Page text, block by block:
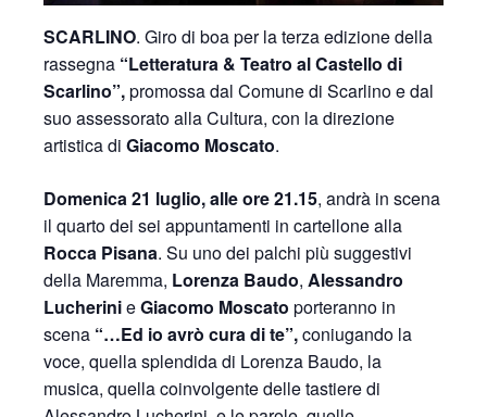
SCARLINO. Giro di boa per la terza edizione della
rassegna “Letteratura & Teatro al Castello di
Scarlino”,promossa dal Comune di Scarlino e dal
suo assessorato alla Cultura, con la direzione
artistica di Giacomo Moscato.
Domenica 21 luglio, alle ore 21.15, andrà in scena
il quarto dei sei appuntamenti in cartellone alla
Rocca Pisana. Su uno dei palchi più suggestivi
della Maremma, Lorenza Baudo, Alessandro
LucherinieGiacomo Moscato porteranno in
scena “…Ed io avrò cura di te”,coniugando la
voce, quella splendida di Lorenza Baudo, la
musica, quella coinvolgente delle tastiere di